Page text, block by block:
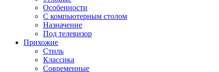
Особенности
С компьютерным столом
Назначение
Под телевизор
Прихожие
Стиль
Классика
Современные